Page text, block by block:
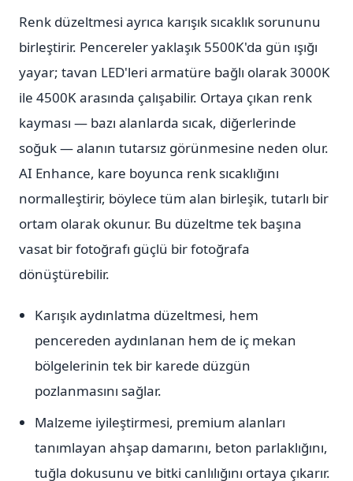
Renk düzeltmesi ayrıca karışık sıcaklık sorununu
birleştirir. Pencereler yaklaşık 5500K'da gün ışığı
yayar; tavan LED'leri armatüre bağlı olarak 3000K
ile 4500K arasında çalışabilir. Ortaya çıkan renk
kayması — bazı alanlarda sıcak, diğerlerinde
soğuk — alanın tutarsız görünmesine neden olur.
AI Enhance, kare boyunca renk sıcaklığını
normalleştirir, böylece tüm alan birleşik, tutarlı bir
ortam olarak okunur. Bu düzeltme tek başına
vasat bir fotoğrafı güçlü bir fotoğrafa
dönüştürebilir.
Karışık aydınlatma düzeltmesi, hem
pencereden aydınlanan hem de iç mekan
bölgelerinin tek bir karede düzgün
pozlanmasını sağlar.
Malzeme iyileştirmesi, premium alanları
tanımlayan ahşap damarını, beton parlaklığını,
tuğla dokusunu ve bitki canlılığını ortaya çıkarır.